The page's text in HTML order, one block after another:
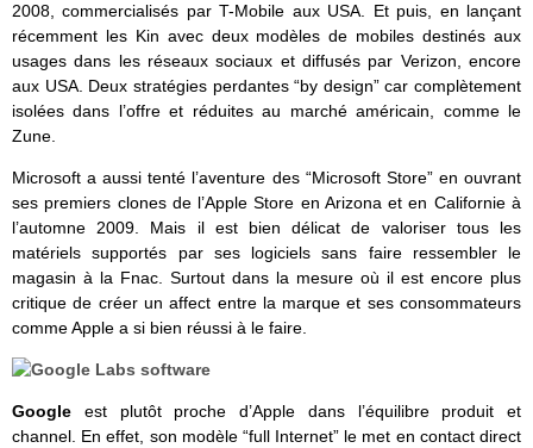
2008, commercialisés par T-Mobile aux USA. Et puis, en lançant
récemment les Kin avec deux modèles de mobiles destinés aux
usages dans les réseaux sociaux et diffusés par Verizon, encore
aux USA. Deux stratégies perdantes “by design” car complètement
isolées dans l’offre et réduites au marché américain, comme le
Zune.
Microsoft a aussi tenté l’aventure des “Microsoft Store” en ouvrant
ses premiers clones de l’Apple Store en Arizona et en Californie à
l’automne 2009. Mais il est bien délicat de valoriser tous les
matériels supportés par ses logiciels sans faire ressembler le
magasin à la Fnac. Surtout dans la mesure où il est encore plus
critique de créer un affect entre la marque et ses consommateurs
comme Apple a si bien réussi à le faire.
Google est plutôt proche d’Apple dans l’équilibre produit et
channel. En effet, son modèle “full Internet” le met en contact direct